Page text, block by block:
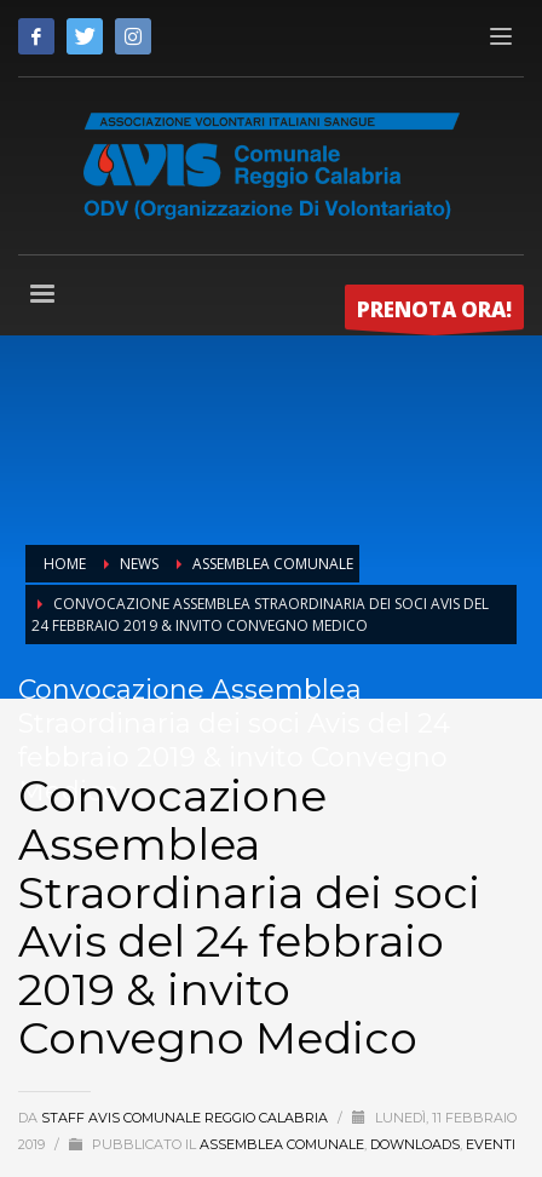
PRENOTA ORA!
HOME NEWS
ASSEMBLEA COMUNALE
CONVOCAZIONE ASSEMBLEA STRAORDINARIA DEI SOCI AVIS DEL
24 FEBBRAIO 2019 & INVITO CONVEGNO MEDICO
Convocazione Assemblea
Medico
Convocazione
Assemblea
Straordinaria dei soci
Avis del 24 febbraio
2019 & invito
Convegno Medico
DA STAFF AVIS COMUNALE REGGIO CALABRIA /
LUNEDÌ, 11 FEBBRAIO
2019 / PUBBLICATO IL ASSEMBLEA COMUNALE, DOWNLOADS, EVENTI